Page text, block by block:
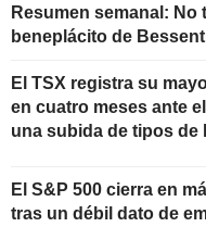
Resumen semanal: No
beneplácito de Bessent
El TSX registra su
en cuatro meses ante
una subida de tipos de
El S&P 500 cierra en
tras un débil dato de